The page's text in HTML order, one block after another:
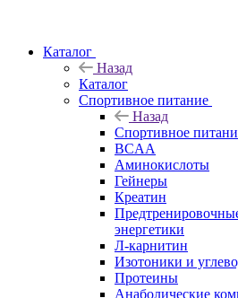
Каталог
Назад
Каталог
Спортивное питание
Назад
Спортивное
BCAA
Аминокислоты
Гейнеры
Креатин
энергетики
Л-карнитин
Изотоники и
Протеины
Анаболические